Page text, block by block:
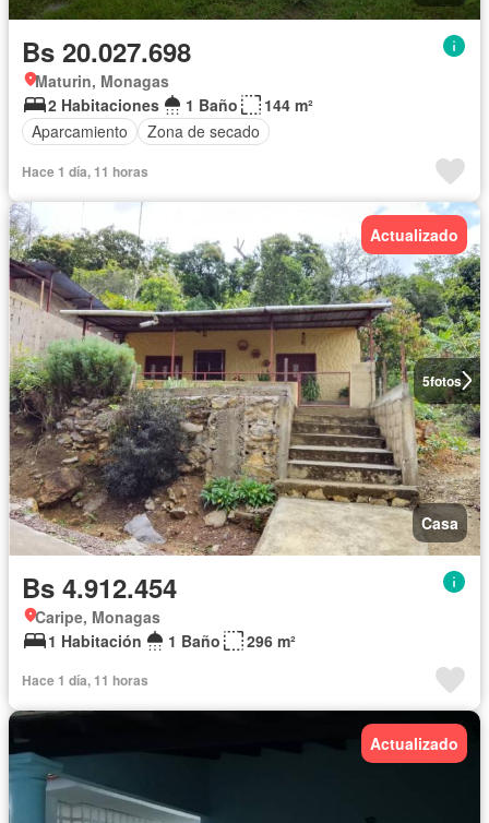
Bs 20.027.698
Maturin, Monagas
2 Habitaciones
1 Baño
144 m²
Aparcamiento
Zona de secado
Hace 1 día, 11 horas
5fotos
Actualizado
Casa
Bs 4.912.454
Caripe, Monagas
1 Habitación
1 Baño 296 m²
Hace 1 día, 11 horas
Actualizado